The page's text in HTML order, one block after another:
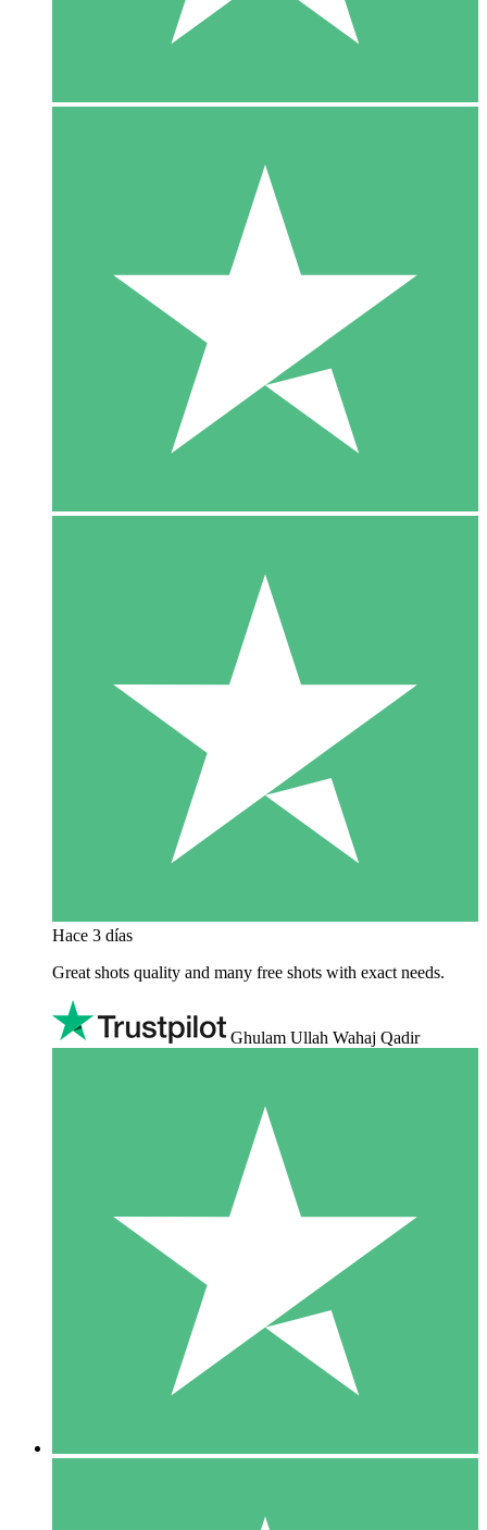
Hace 3 días
Great shots quality and many free shots with exact needs.
Ghulam Ullah Wahaj Qadir